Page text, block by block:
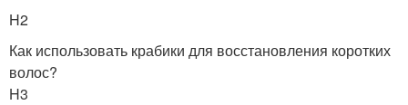
H2
Как использовать крабики для восстановления коротких
волос?
H3